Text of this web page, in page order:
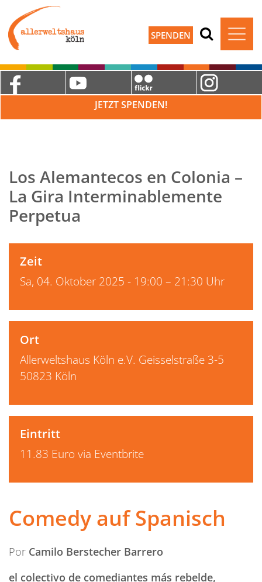
SPENDEN
JETZT SPENDEN!
Los Alemantecos en Colonia –
La Gira Interminablemente
Perpetua
Zeit
Sa, 04. Oktober 2025 - 19:00 – 21:30 Uhr
Ort
Allerweltshaus Köln e.V. Geisselstraße 3-5
50823 Köln
Eintritt
11.83 Euro via Eventbrite
Comedy auf Spanisch
Por Camilo Berstecher Barrero
el colectivo de comediantes más rebelde,